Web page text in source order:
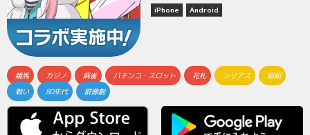
iPhone
Android
競馬 カジノ 麻雀 パチンコ・スロット 花札 シリアス
昭和
戦い
80年代 群像劇